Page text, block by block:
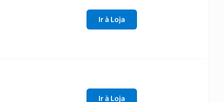
Ir à Loja
Ir à Loja